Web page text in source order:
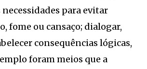
para evitar
fome ou cansaço; dialogar,
consequências lógicas,
foram meios que a